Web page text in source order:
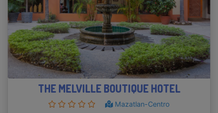
THE MELVILLE BOUTIQUE HOTEL
Mazatlan-Centro